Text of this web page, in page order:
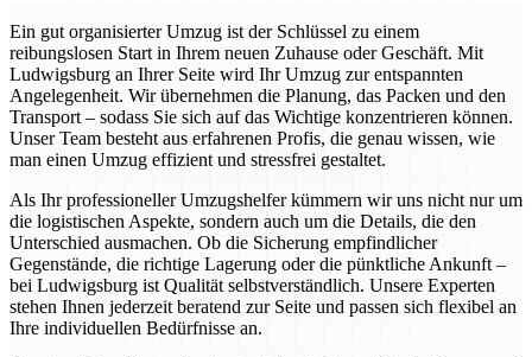
Ein gut organisierter Umzug ist der Schlüssel zu einem
reibungslosen Start in Ihrem neuen Zuhause oder Geschäft. Mit
Ludwigsburg an Ihrer Seite wird Ihr Umzug zur entspannten
Angelegenheit. Wir übernehmen die Planung, das Packen und den
Transport – sodass Sie sich auf das Wichtige konzentrieren können.
Unser Team besteht aus erfahrenen Profis, die genau wissen, wie
man einen Umzug effizient und stressfrei gestaltet.
Als Ihr professioneller Umzugshelfer kümmern wir uns nicht nur um
die logistischen Aspekte, sondern auch um die Details, die den
Unterschied ausmachen. Ob die Sicherung empfindlicher
Gegenstände, die richtige Lagerung oder die pünktliche Ankunft –
bei Ludwigsburg ist Qualität selbstverständlich. Unsere Experten
stehen Ihnen jederzeit beratend zur Seite und passen sich flexibel an
Ihre individuellen Bedürfnisse an.